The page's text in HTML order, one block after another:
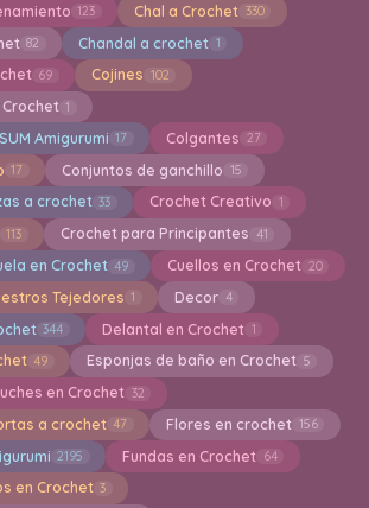
123 Chal a Crochet 330
82 Chandal a crochet 1
69 Cojines 102
Crochet 1
Amigurumi 17 Colgantes 27
17 Conjuntos de ganchillo 15
a crochet 33 Crochet Creativo 1
113 Crochet para Principantes 41
en Crochet 49 Cuellos en Crochet 20
Tejedores 1 Decor 4
344 Delantal en Crochet 1
49 Esponjas de baño en Crochet 5
en Crochet 32
a crochet 47 Flores en crochet 156
2195 Fundas en Crochet 64
en Crochet 3